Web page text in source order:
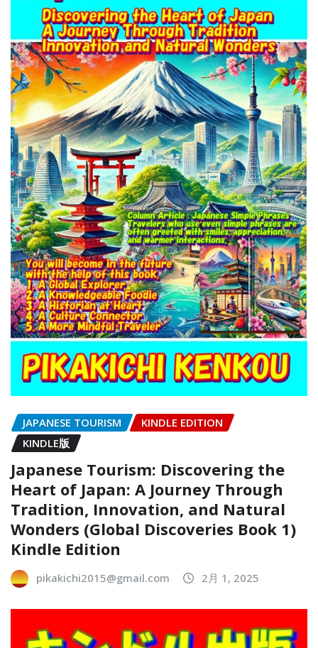
JAPANESE TOURISM
KINDLE EDITION
KINDLE版
Japanese Tourism: Discovering the
Heart of Japan: A Journey Through
Tradition, Innovation, and Natural
Wonders (Global Discoveries Book 1)
Kindle Edition
pikakichi2015@gmail.com 2月 1, 2025